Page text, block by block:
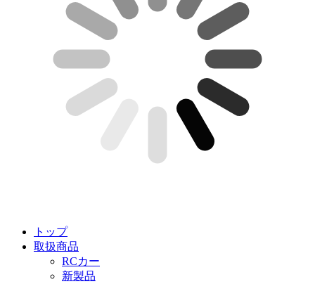
トップ
取扱商品
RCカー
新製品